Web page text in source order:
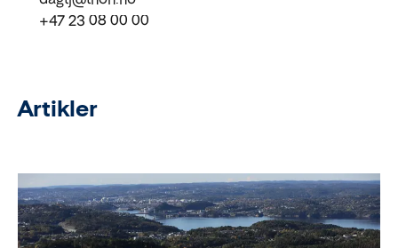
+47 23 08 00 00
Artikler